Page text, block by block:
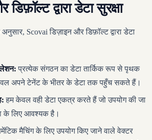
द्वारा डेटा सुरक्षा
Scovai डिज़ाइन और डिफ़ॉल्ट द्वारा डेटा
प्रत्येक संगठन का डेटा तार्किक रूप से पृथक
अपने टेनेंट के भीतर के डेटा तक पहुँच सकते हैं।
हम केवल वही डेटा एकत्र करते हैं जो उपयोग की जा
के लिए आवश्यक है।
मैचिंग के लिए उपयोग किए जाने वाले वेक्टर